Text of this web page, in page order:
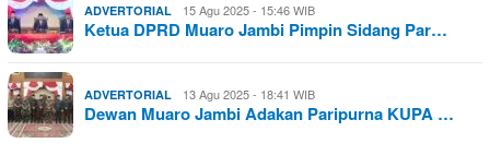
ADVERTORIAL 15 Agu 2025 - 15:46 WIB
Ketua DPRD Muaro Jambi Pimpin Sidang Par…
ADVERTORIAL 13 Agu 2025 - 18:41 WIB
Dewan Muaro Jambi Adakan Paripurna KUPA …